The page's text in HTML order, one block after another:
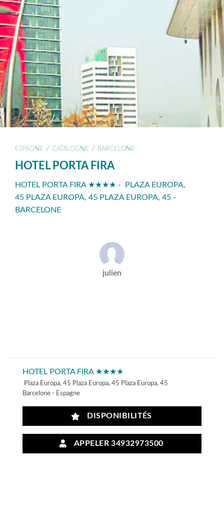
ESPAGNE / CATALOGNE / BARCELONE
HOTEL PORTA FIRA
HOTEL PORTA FIRA ★★★★ - PLAZA EUROPA,
45 PLAZA EUROPA, 45 PLAZA EUROPA, 45 -
BARCELONE
julien
HOTEL PORTA FIRA ★★★★
Plaza Europa, 45 Plaza Europa, 45 Plaza Europa, 45
Barcelone - Espagne
DISPONIBILITÉS
APPELER 34932973500